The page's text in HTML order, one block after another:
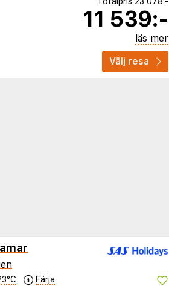
11 539:-
läs mer
Välj resa
Färja